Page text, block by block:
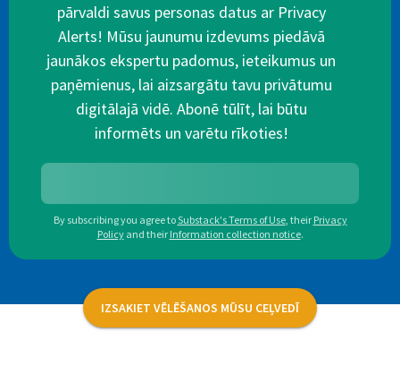
pārvaldi savus personas datus ar Privacy
Alerts! Mūsu jaunumu izdevums piedāvā
jaunākos ekspertu padomus, ieteikumus un
paņēmienus, lai aizsargātu tavu privātumu
digitālajā vidē. Abonē tūlīt, lai būtu
informēts un varētu rīkoties!
By subscribing you agree toSubstack's Terms of Use, their Privacy
Policy and their Information collection notice.
IZSAKIET VĒLĒŠANOS MŪSU CEĻVEDĪ